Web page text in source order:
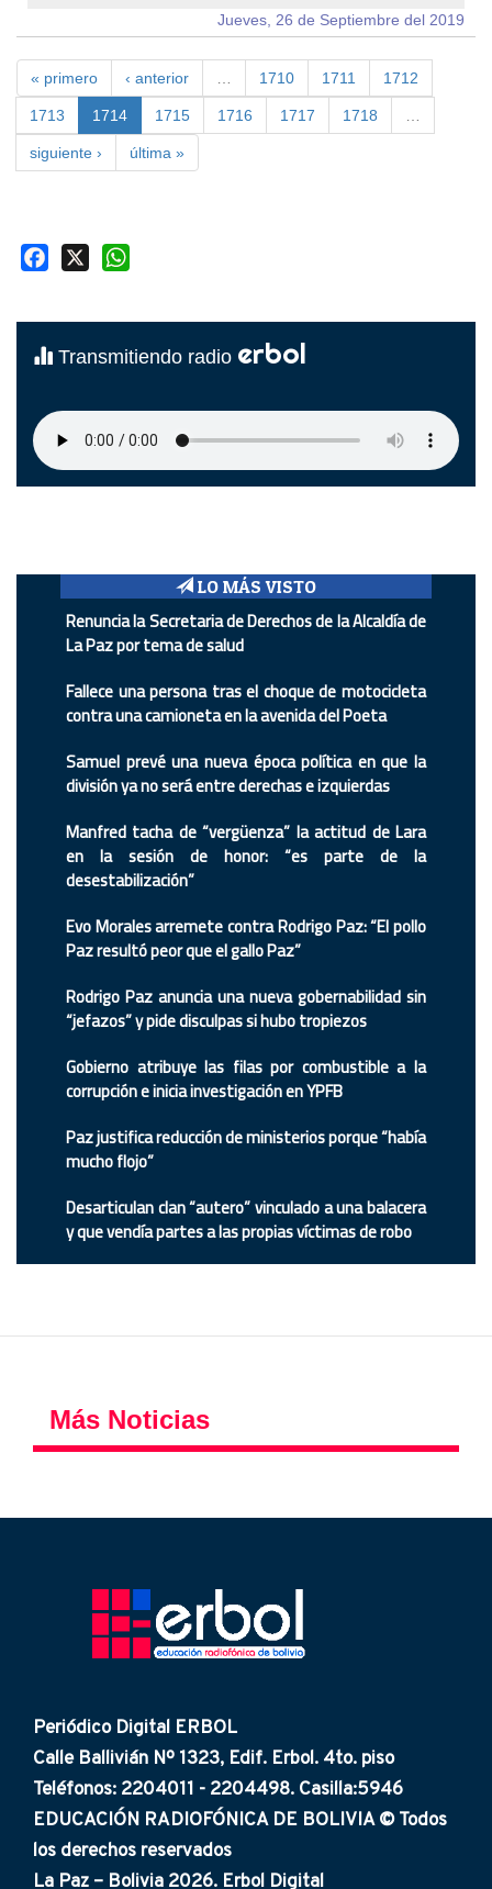
Jueves, 26 de Septiembre del 2019
« primero ‹ anterior 1710 1711 1712
1713 1714 1715 1716 1717 1718
siguiente › última »
Facebook
Transmitiendo radio erbol
LO MÁS VISTO
Renuncia la Secretaria de Derechos de la Alcaldía de
La Paz por tema de salud
Fallece una persona tras el choque de motocicleta
contra una camioneta en la avenida del Poeta
Samuel prevé una nueva época política en que la
división ya no será entre derechas e izquierdas
Manfred tacha de “vergüenza” la actitud de Lara
en la sesión de honor: “es parte de la
desestabilización”
Evo Morales arremete contra Rodrigo Paz: “El pollo
Paz resultó peor que el gallo Paz”
Rodrigo Paz anuncia una nueva gobernabilidad sin
“jefazos” y pide disculpas si hubo tropiezos
Gobierno atribuye las filas por combustible a la
corrupción e inicia investigación en YPFB
Paz justifica reducción de ministerios porque “había
mucho flojo”
Desarticulan clan “autero” vinculado a una balacera
y que vendía partes a las propias víctimas de robo
Más Noticias
Periódico Digital ERBOL
Calle Ballivián Nº 1323, Edif. Erbol. 4to. piso
Teléfonos: 2204011 - 2204498. Casilla:5946
EDUCACIÓN RADIOFÓNICA DE BOLIVIA © Todos
los derechos reservados
La Paz – Bolivia 2026. Erbol Digital